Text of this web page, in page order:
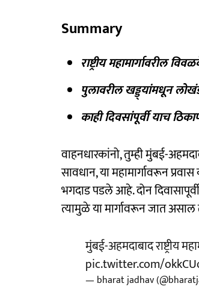
Summary
राष्ट्रीय महामार्गावरील
पुलावरील खड्ड्यांमधून
काही दिवसांपूर्वी याच
वाहनधारकांनो, तुम्ही मुंबई-
सावधान, या महामार्गावरून
भगदाड पडले आहे. दोन
त्यामुळे या मार्गावरून जात
मुंबई-अहमदाबाद राष्ट्रीय
pic.twitter.com/
— bharat jadhav